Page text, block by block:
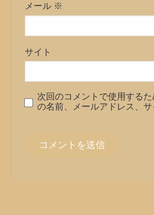
メール ※
サイト
次回のコメントで使用する
の名前、メールアドレス、サ